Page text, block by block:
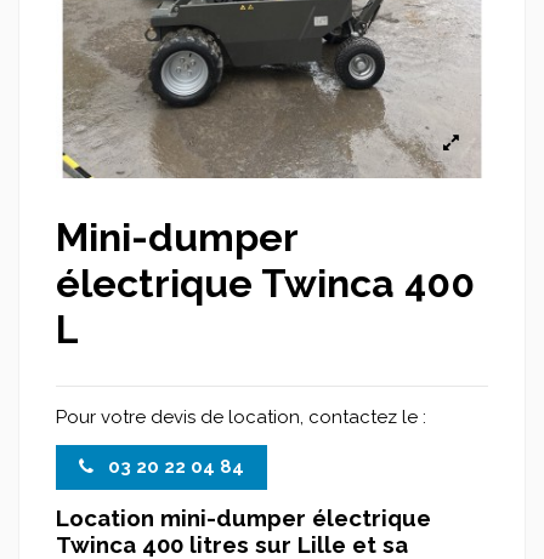
Mini-dumper
électrique Twinca 400
L
Pour votre devis de location, contactez le :
03 20 22 04 84
Location mini-dumper électrique
Twinca 400 litres sur Lille et sa